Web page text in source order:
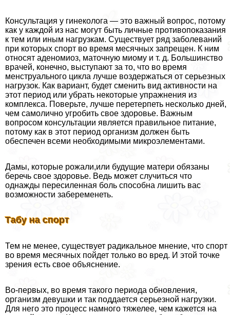
Консультация у гинеколога — это важный вопрос, потому
как у каждой из нас могут быть личные противопоказания
к тем или иным нагрузкам. Существует ряд заболеваний
при которых спорт во время мecячных запрещен. К ним
относят аденомиоз, маточную миому и т. д. Большинство
врачей, конечно, выступают за то, что во время
мeнcтpуального цикла лучше воздержаться от серьезных
нагрузок. Как вариант, будет сменить вид активности на
этот период или убрать некоторые упражнения из
комплекса. Поверьте, лучше перетерпеть несколько дней,
чем самолично угробить свое здоровье. Важным
вопросом консультации является правильное питание,
потому как в этот период организм должен быть
обеспечен всеми необходимыми микроэлементами.
Дамы, которые рожали,или будущие матери обязаны
беречь свое здоровье. Ведь может случиться что
однажды пересиленная боль способна лишить вас
возможности забеременеть.
Табу на спорт
Тем не менее, существует радикальное мнение, что спорт
во время мecячных пойдет только во вред. И этой точке
зрения есть свое объяснение.
Во-первых, во время такого периода обновления,
организм дeвyшки и так поддается серьезной нагрузки.
Для него это процесс намного тяжелее, чем кажется на